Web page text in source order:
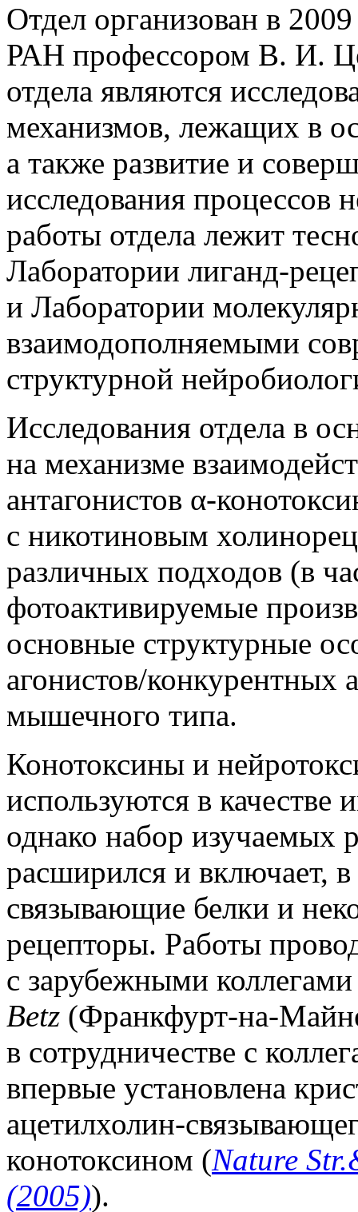
Отдел организован в 2009
РАН профессором В. И.
отдела являются
механизмов, лежащих в
а также развитие и
исследования процессов
работы отдела лежит
Лаборатории лиганд-
и Лаборатории
взаимодополняемыми
структурной
Исследования отдела в
на механизме
антагонистов α-
с никотиновым
различных подходов (в
фотоактивируемые
основные структурные
агонистов/конкурентных
мышечного типа.
Конотоксины и
используются в качестве
однако набор изучаемых
расширился и включает,
связывающие белки и
рецепторы. Работы
с зарубежными
Betz (Франкфурт-на-
в сотрудничестве с
впервые установлена
ацетилхолин-
конотоксином (Nature
(2005)).